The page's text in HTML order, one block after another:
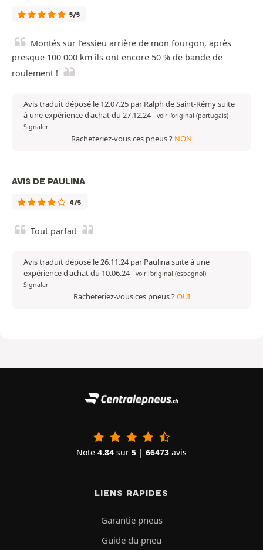
5/5
Montés sur l’essieu arrière de mon fourgon, après
presque 100 000 km ils ont encore 50 % de bande de
roulement !
Avis traduit déposé le 12.07.25 par Ralph de Saint-Rémy suite
à une expérience d'achat du 27.12.24- voir l'original (portugais)
Signaler
Racheteriez-vous ces pneus ? NON
AVIS DE PAULINA
4/5
Tout parfait
Avis traduit déposé le 26.11.24 par Paulina suite à une
expérience d'achat du 10.06.24- voir l'original (espagnol)
Signaler
Racheteriez-vous ces pneus ?OUI
Note 4.84 sur 5 | 66473 avis
LIENS RAPIDES
Garantie pneus
Guide du pneu